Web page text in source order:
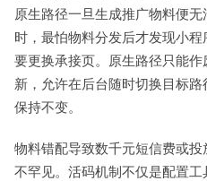
原生路径一旦生成推广物料便
时，最怕物料分发后才发现小
要更换承接页。原生路径只能
新，允许在后台随时切换目标
保持不变。
物料错配导致数千元短信费或
不罕见。活码机制不仅是配置